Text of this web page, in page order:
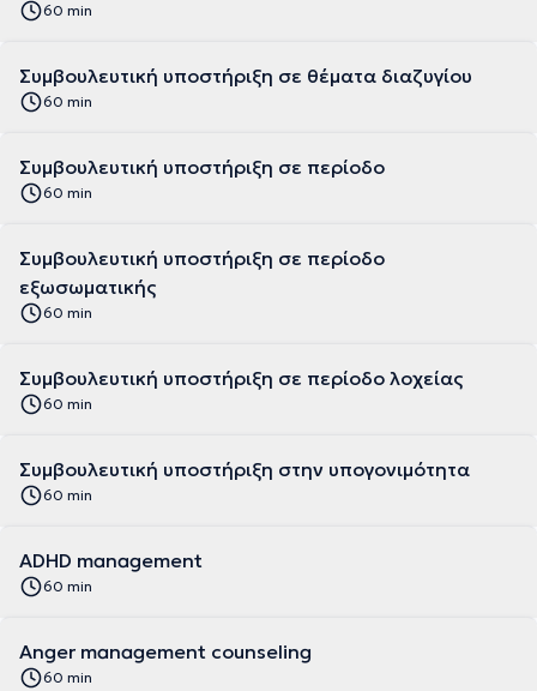
60 min
Συμβουλευτική υποστήριξη σε θέματα διαζυγίου
60 min
Συμβουλευτική υποστήριξη σε περίοδο
60 min
Συμβουλευτική υποστήριξη σε περίοδο
εξωσωματικής
60 min
Συμβουλευτική υποστήριξη σε περίοδο λοχείας
60 min
Συμβουλευτική υποστήριξη στην υπογονιμότητα
60 min
ADHD management
60 min
Anger management counseling
60 min